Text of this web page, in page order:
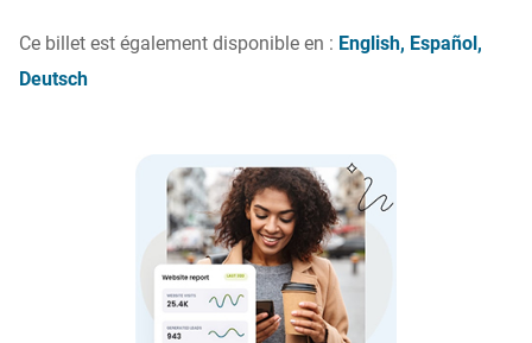
Ce billet est également disponible en : English Español
Deutsch